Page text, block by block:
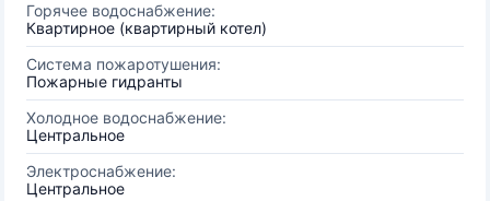
Горячее водоснабжение:
Квартирное (квартирный котел)
Система пожаротушения:
Пожарные гидранты
Холодное водоснабжение:
Центральное
Электроснабжение:
Центральное